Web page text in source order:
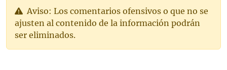
Aviso: Los comentarios ofensivos o que no se
ajusten al contenido de la información podrán
ser eliminados.